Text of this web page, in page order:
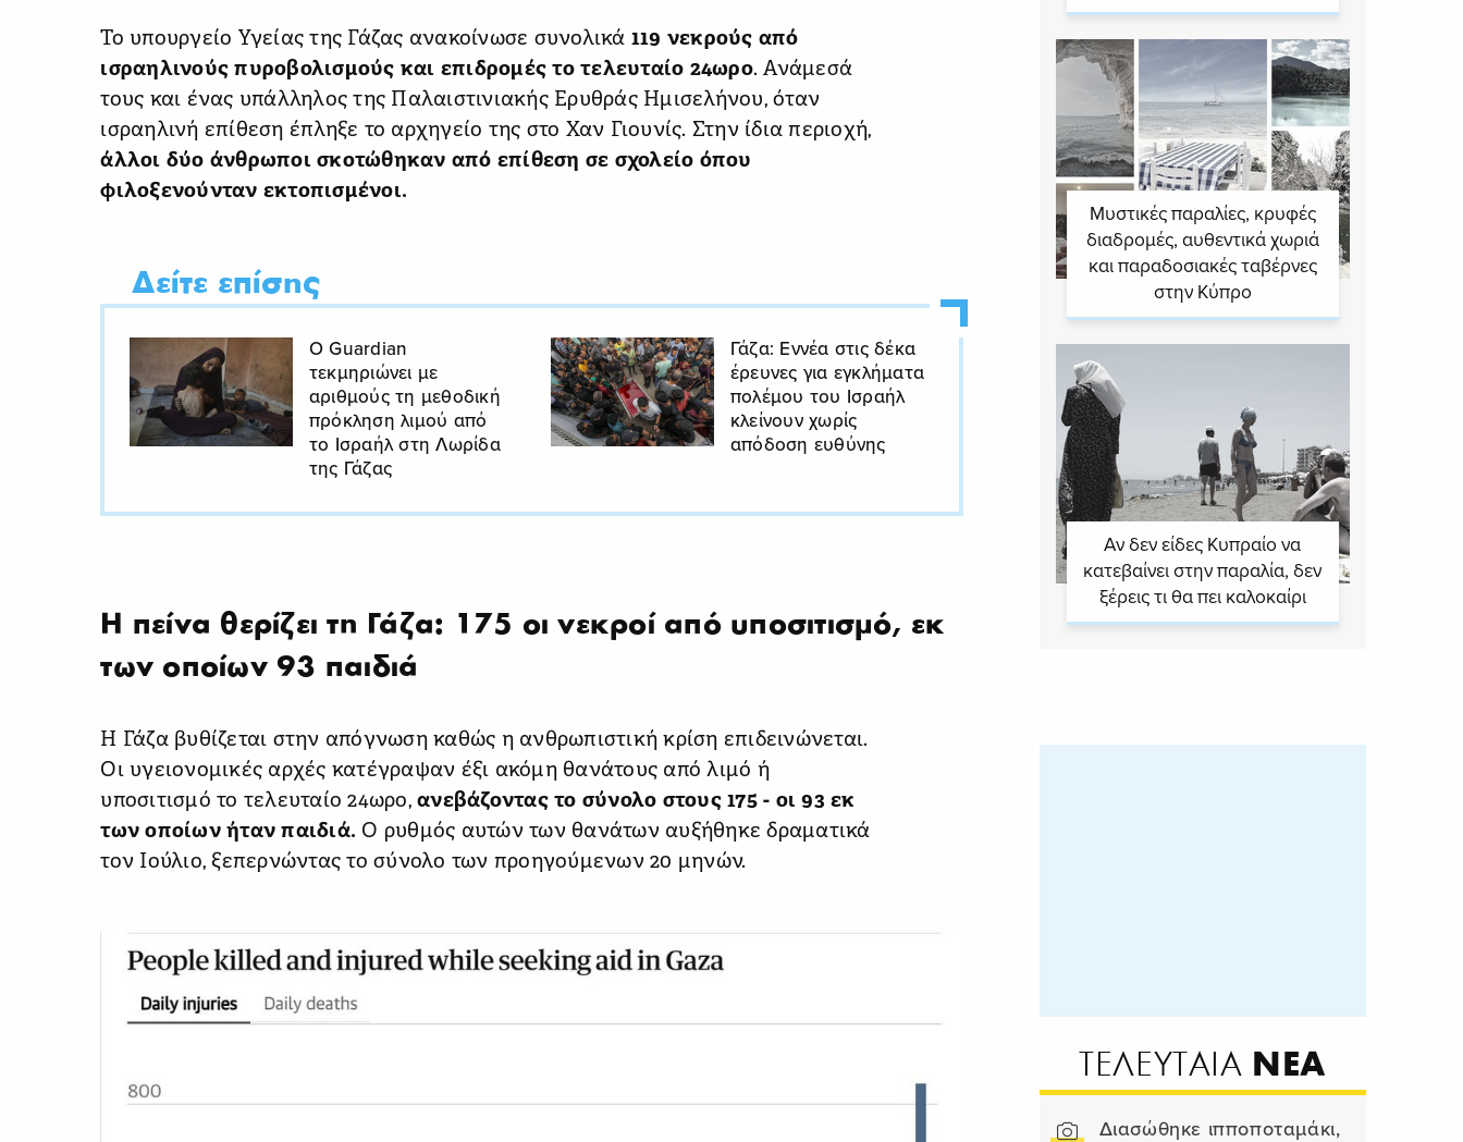
Το υπουργείο Υγείας της Γάζας ανακοίνωσε συνολικά 119 νεκρούς από
ισραηλινούς πυροβολισμούς και επιδρομές το τελευταίο 24ωρο. Ανάμεσά
τους και ένας υπάλληλος της Παλαιστινιακής Ερυθράς Ημισελήνου, όταν
ισραηλινή επίθεση έπληξε το αρχηγείο της στο Χαν Γιουνίς. Στην ίδια περιοχή,
άλλοι δύο άνθρωποι σκοτώθηκαν από επίθεση σε σχολείο όπου
φιλοξενούνταν εκτοπισμένοι.
Δείτε επίσης
Ο Guardian
τεκμηριώνει με
αριθμούς τη μεθοδική
πρόκληση λιμού από
το Ισραήλ στη Λωρίδα
της Γάζας
Γάζα: Εννέα στις δέκα
έρευνες για εγκλήματα
πολέμου του Ισραήλ
κλείνουν χωρίς
απόδοση ευθύνης
Η πείνα θερίζει τη Γάζα: 175 οι νεκροί από υποσιτισμό, εκ
των οποίων 93 παιδιά
Η Γάζα βυθίζεται στην απόγνωση καθώς η ανθρωπιστική κρίση επιδεινώνεται.
Οι υγειονομικές αρχές κατέγραψαν έξι ακόμη θανάτους από λιμό ή
υποσιτισμό το τελευταίο 24ωρο,ανεβάζοντας το σύνολο στους 175 - οι 93 εκ
των οποίων ήταν παιδιά. Ο ρυθμός αυτών των θανάτων αυξήθηκε δραματικά
τον Ιούλιο, ξεπερνώντας το σύνολο των προηγούμενων 20 μηνών.
Μυστικές παραλίες, κρυφές
διαδρομές, αυθεντικά χωριά
και παραδοσιακές ταβέρνες
στην Κύπρο
Αν δεν είδες Κυπραίο να
κατεβαίνει στην παραλία, δεν
ξέρεις τι θα πει καλοκαίρι
ΤΕΛΕΥΤΑΙΑ ΝΕΑ
Διασώθηκε ιπποποταμάκι,